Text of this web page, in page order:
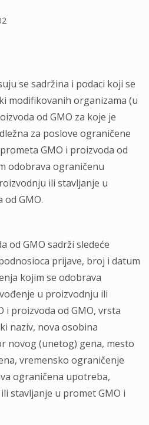
se sadržina i podaci koji se
modifikovanih organizama (u
od GMO za koje je
za poslove ograničene
GMO i proizvoda od
odobrava ograničenu
ili stavlјanje u
od GMO.
od GMO sadrži sledeće
prijave, broj i datum
kojim se odobrava
u proizvodnju ili
i proizvoda od GMO, vrsta
naziv, nova osobina
novog (unetog) gena, mesto
vremensko ograničenje
ograničena upotreba,
stavlјanje u promet GMO i